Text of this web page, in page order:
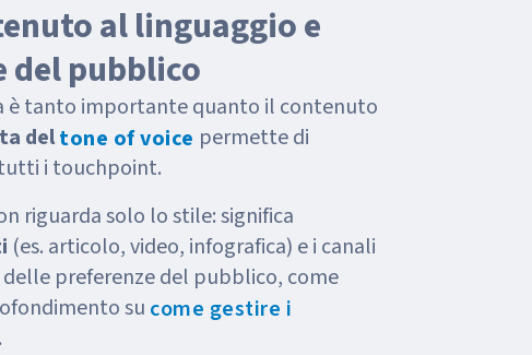
al linguaggio e
pubblico
è tanto importante quanto il contenuto
deltone of voice permette di
i touchpoint.
riguarda solo lo stile: significa
(es. articolo, video, infografica) e i canali
preferenze del pubblico, come
su come gestire i
.